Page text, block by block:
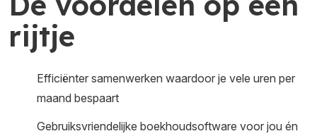
rijtje
Efficiënter samenwerken waardoor je vele uren per
maand bespaart
Gebruiksvriendelijke boekhoudsoftware voor jou én